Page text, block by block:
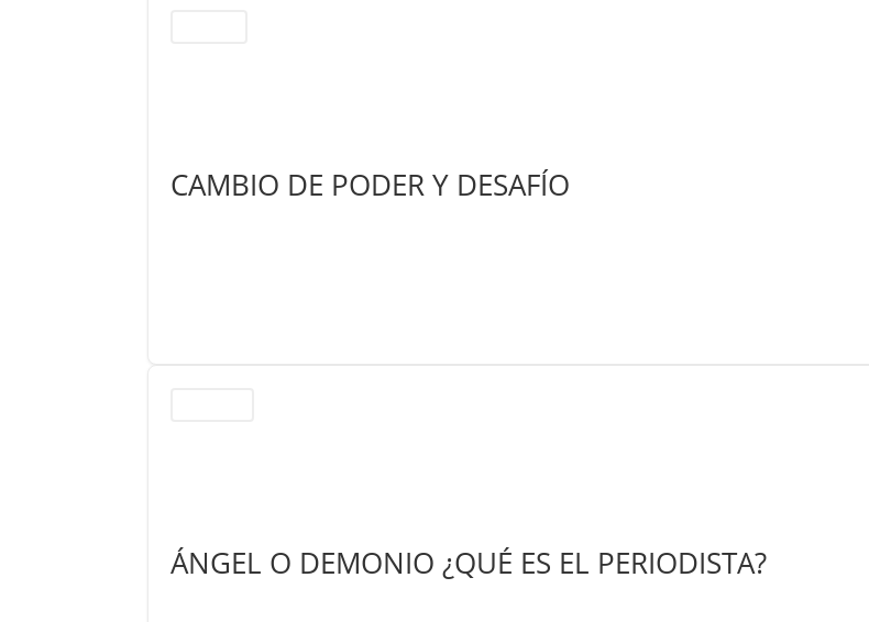
CAMBIO DE PODER Y DESAFÍO
ÁNGEL O DEMONIO ¿QUÉ ES EL PERIODISTA?